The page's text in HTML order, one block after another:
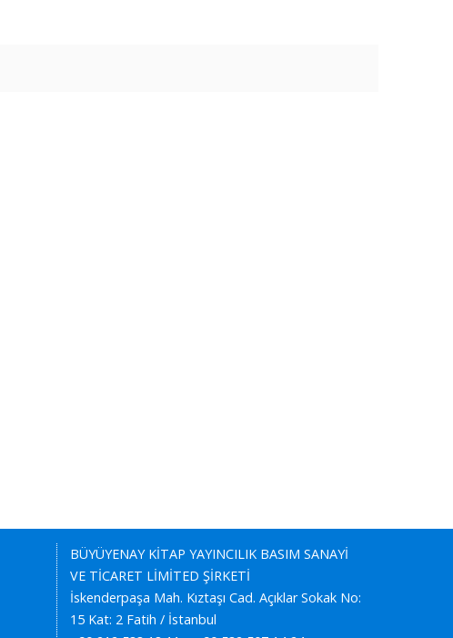
BÜYÜYENAY KİTAP YAYINCILIK BASIM SANAYİ
VE TİCARET LİMİTED ŞİRKETİ
İskenderpaşa Mah. Kıztaşı Cad. Açıklar Sokak No:
15 Kat: 2 Fatih / İstanbul